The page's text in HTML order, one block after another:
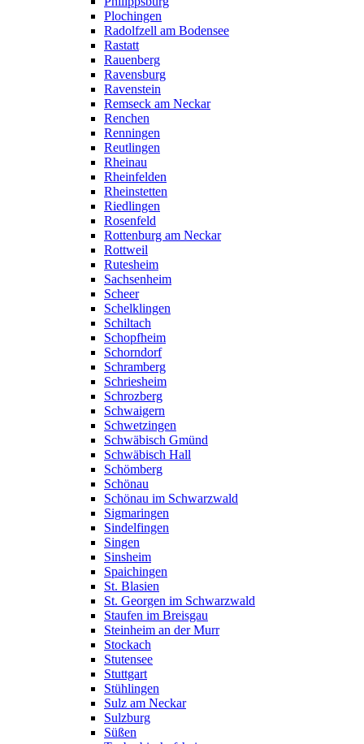
Plochingen
Radolfzell am Bodensee
Rastatt
Rauenberg
Ravensburg
Ravenstein
Remseck am Neckar
Renchen
Renningen
Reutlingen
Rheinau
Rheinfelden
Rheinstetten
Riedlingen
Rosenfeld
Rottenburg am Neckar
Rottweil
Rutesheim
Sachsenheim
Scheer
Schelklingen
Schiltach
Schopfheim
Schorndorf
Schramberg
Schriesheim
Schrozberg
Schwaigern
Schwetzingen
Schwäbisch Gmünd
Schwäbisch Hall
Schömberg
Schönau
Schönau im Schwarzwald
Sigmaringen
Sindelfingen
Singen
Sinsheim
Spaichingen
St. Blasien
St. Georgen im Schwarzwald
Staufen im Breisgau
Steinheim an der Murr
Stockach
Stutensee
Stuttgart
Stühlingen
Sulz am Neckar
Sulzburg
Süßen